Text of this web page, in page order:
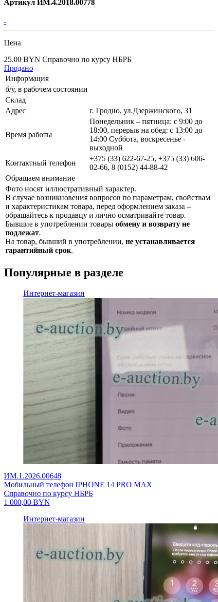
Артикул ИМ.4.2018.00778
-
Цена
25.00 BYN Справочно по курсу НБРБ
Продано
Информация
б/у, в рабочем состоянии
Склад
Адрес
г. Гродно, ул.Дзержинского, 31
Время работы
Понедельник – пятница: с 9:00 до
18:00, перерыв на обед: с 13:00 до
14:00 Суббота, воскресенье -
выходной
Контактный телефон
+375 (33) 622-67-25, +375 (33) 606-
02-66, 8 (0152) 44-88-42
Обращаем внимание
Фото носят иллюстративный характер.
В случае возникновения вопросов по параметрам, свойствам
и характеристикам товара, перед оформлением заказа –
обращайтесь к продавцу и лично осматривайте товар.
Бывшие в употреблении товары обмену и возврату не
подлежат.
На товар, бывший в употреблении, не устанавливается
гарантийный срок.
Популярные в разделе
Интернет-магазин
ИМ.1.2026.00648
Мобильный телефон IPHONE 14 PRO MAX
Справочно по курсу НБРБ
1 000,00 BYN
Интернет-магазин